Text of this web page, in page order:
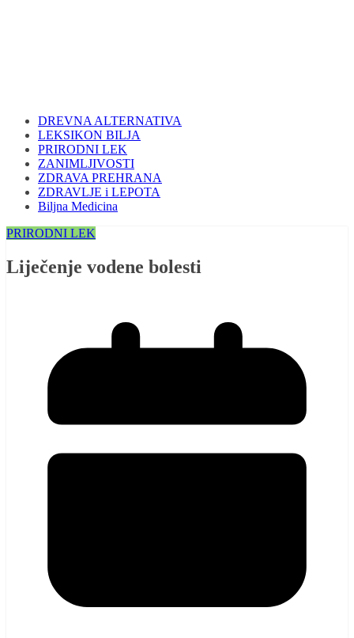
DREVNA ALTERNATIVA
LEKSIKON BILJA
PRIRODNI LEK
ZANIMLJIVOSTI
ZDRAVA PREHRANA
ZDRAVLJE i LEPOTA
Biljna Medicina
PRIRODNI LEK
Liječenje vodene bolesti